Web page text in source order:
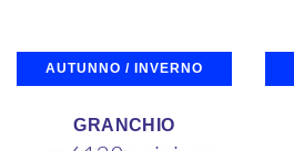
AUTUNNO / INVERNO
GRANCHIO